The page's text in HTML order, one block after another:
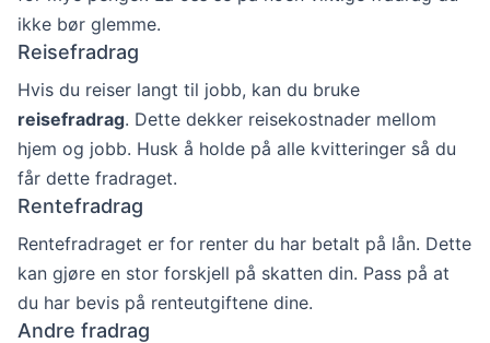
ikke bør glemme.
Reisefradrag
Hvis du reiser langt til jobb, kan du bruke
reisefradrag. Dette dekker reisekostnader mellom
hjem og jobb. Husk å holde på alle kvitteringer så du
får dette fradraget.
Rentefradrag
Rentefradraget er for renter du har betalt på lån. Dette
kan gjøre en stor forskjell på skatten din. Pass på at
du har bevis på renteutgiftene dine.
Andre fradrag